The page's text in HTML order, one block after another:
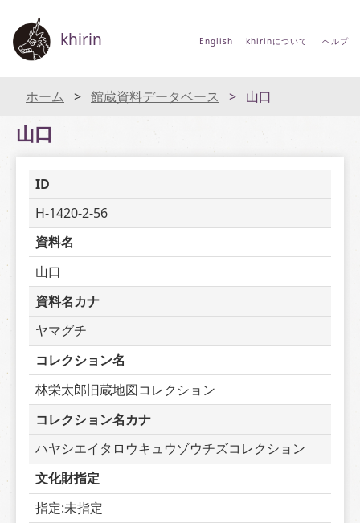
khirin English khirinについて ヘルプ
ホーム 館蔵資料データベース 山口
山口
ID
H-1420-2-56
資料名
山口
資料名カナ
ヤマグチ
コレクション名
林栄太郎旧蔵地図コレクション
コレクション名カナ
ハヤシエイタロウキュウゾウチズコレクション
文化財指定
指定:未指定